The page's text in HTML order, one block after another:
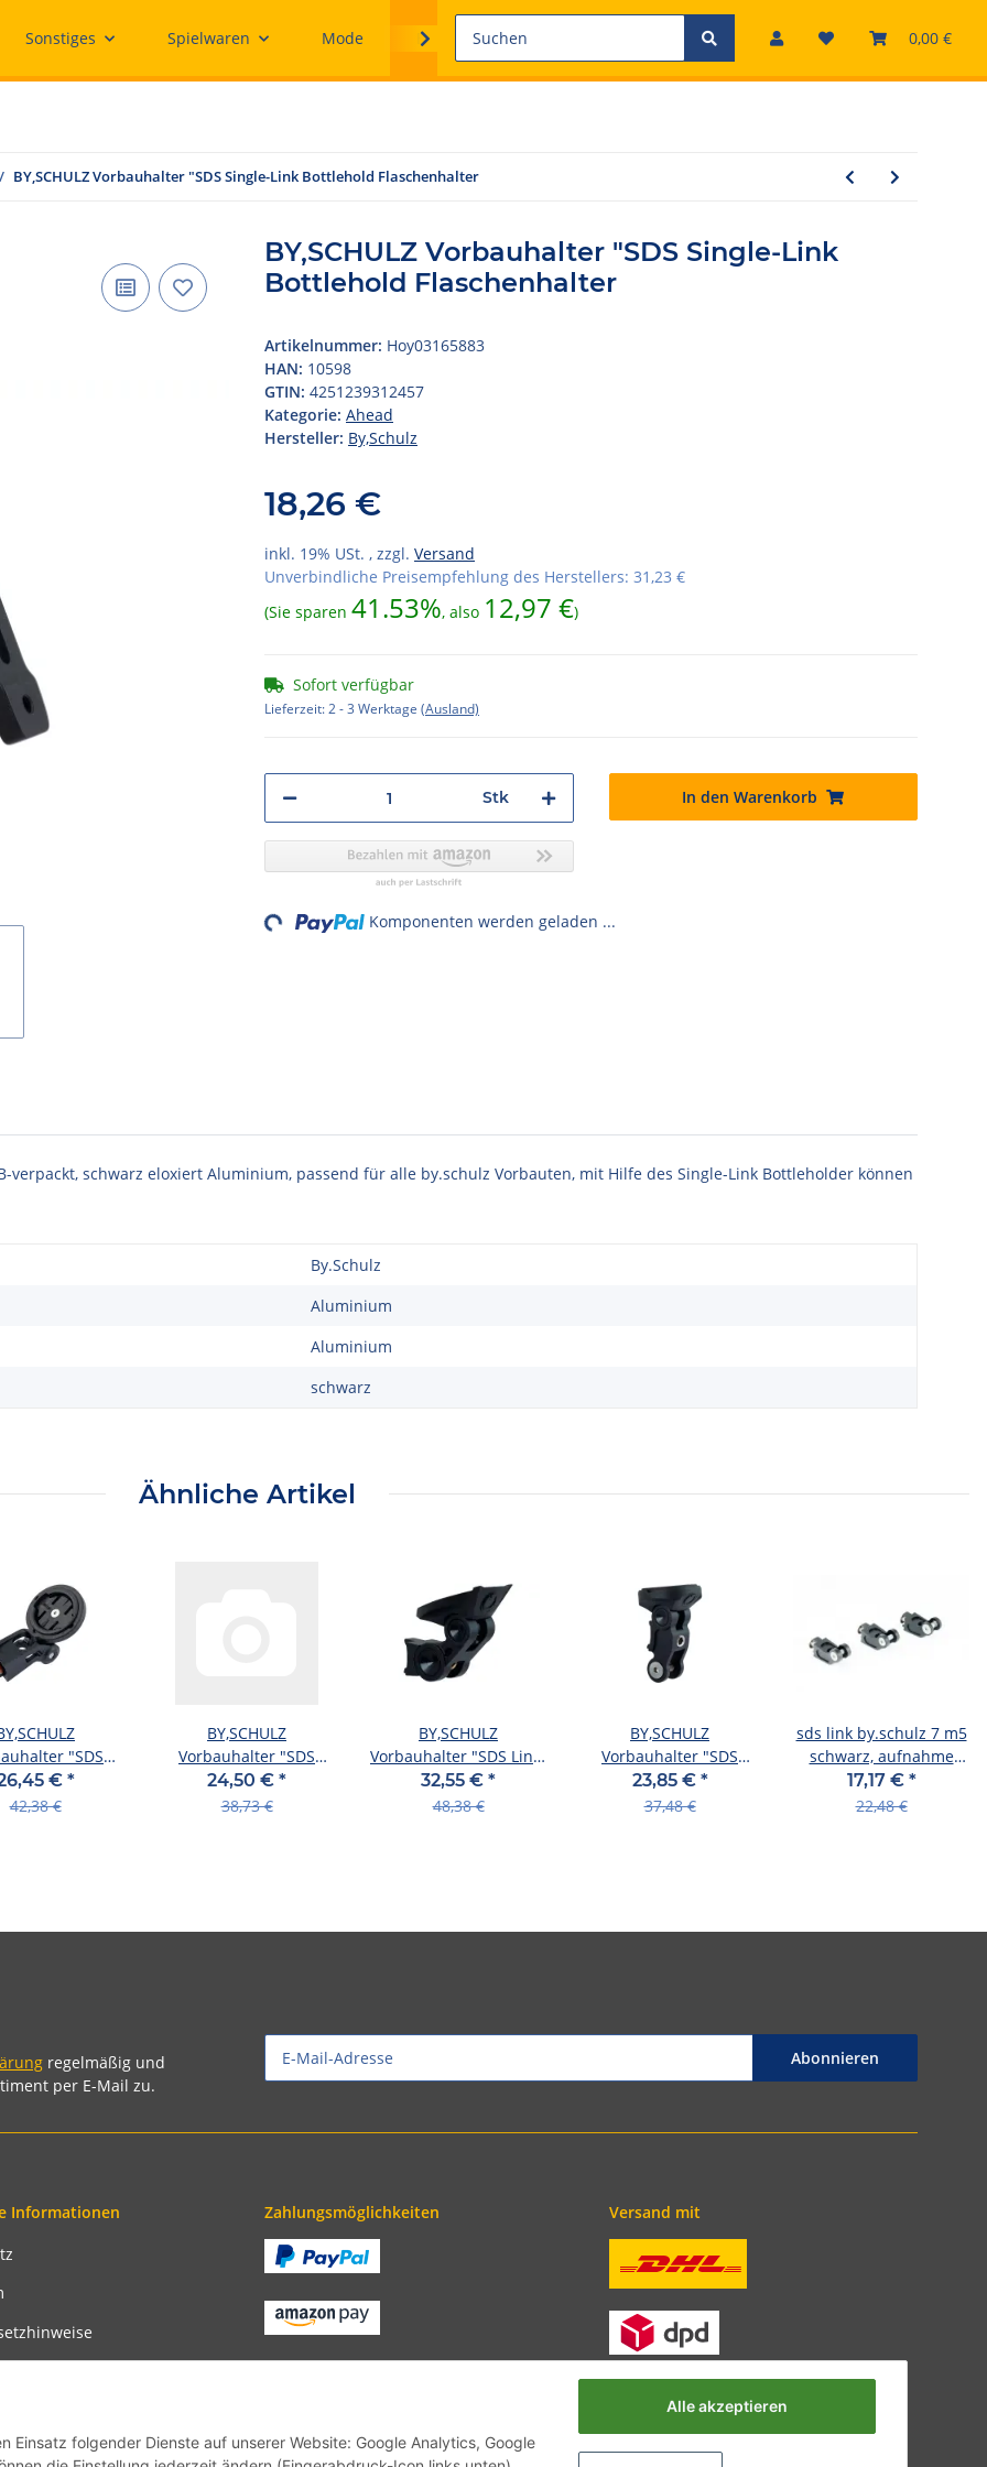
0,00 €
Sonstiges Spielwaren Mode Ersatzteile
BY,SCHULZ Vorbauhalter "SDS Single-Link Bottlehold Flaschenhalter
BY,SCHULZ Vorbauhalter "SDS Single-Link
Bottlehold Flaschenhalter
Artikelnummer: Hoy03165883
HAN: 10598
GTIN: 4251239312457
Kategorie: Ahead
Hersteller: By,Schulz
18,26 €
inkl. 19% USt. , zzgl. Versand
Unverbindliche Preisempfehlung des Herstellers: 31,23 €
(Sie sparen 41.53%, also 12,97 €)
Sofort verfügbar
Lieferzeit:2 - 3 Werktage (Ausland)
Stk In den Warenkorb
Loading... Komponenten werden geladen ...
verpackt, schwarz eloxiert Aluminium, passend für alle by.schulz Vorbauten, mit Hilfe des Single-Link Bottleholder können
By.Schulz
Aluminium
Aluminium
schwarz
Ähnliche Artikel
"SDS
verpackt, Alu
Link Garm
€ *
42,38 €
BY,SCHULZ
Vorbauhalter "SDS
Double-Link" SB-verpac
"SDS Double-Li
24,50 € *
38,73 €
BY,SCHULZ
Vorbauhalter "SDS Link-
Pro" SB-verpackt, "SDS
Link-Pro
32,55 € *
48,38 €
BY,SCHULZ
Vorbauhalter "SDS
Double-Link" SB-verpac
"SDS Double-Li
23,85 € *
37,48 €
sds link by.schulz 7 m5
schwarz, aufnahme
7mm
17,17 € *
22,48 €
regelmäßig und
per E-Mail zu.
Abonnieren
Informationen Zahlungsmöglichkeiten Versand mit
Einsatz folgender Dienste auf unserer Website: Google Analytics, Google
Alle akzeptieren